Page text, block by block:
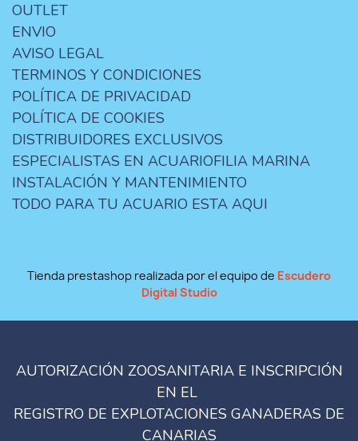
OUTLET
ENVIO
AVISO LEGAL
TERMINOS Y CONDICIONES
POLÍTICA DE PRIVACIDAD
POLÍTICA DE COOKIES
DISTRIBUIDORES EXCLUSIVOS
ESPECIALISTAS EN ACUARIOFILIA MARINA
INSTALACIÓN Y MANTENIMIENTO
TODO PARA TU ACUARIO ESTA AQUI
Tienda prestashop realizada por el equipo de Escudero
Digital Studio
AUTORIZACIÓN ZOOSANITARIA E INSCRIPCIÓN
EN EL
REGISTRO DE EXPLOTACIONES GANADERAS DE
CANARIAS